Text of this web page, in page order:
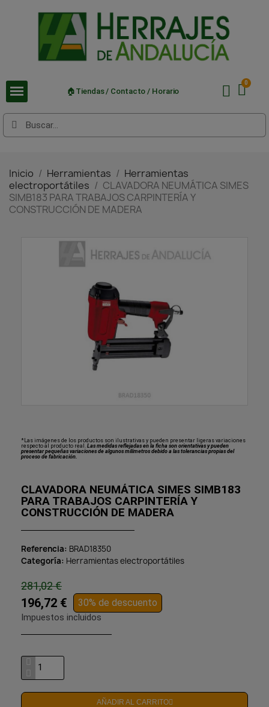
🏠Tiendas / Contacto / Horario
Inicio Herramientas
Herramientas
electroportátiles
CLAVADORA NEUMÁTICA SIMES
SIMB183 PARA TRABAJOS CARPINTERÍA Y
CONSTRUCCIÓN DE MADERA
*Las imágenes de los productos son ilustrativas y pueden presentar ligeras variaciones
respecto al producto real. Las medidas reflejadas en la ficha son orientativas y pueden
presentar pequeñas variaciones de algunos milímetros debido a las tolerancias propias del
proceso de fabricación.
CLAVADORA NEUMÁTICA SIMES SIMB183
PARA TRABAJOS CARPINTERÍA Y
CONSTRUCCIÓN DE MADERA
Referencia BRAD18350
Categoría Herramientas electroportátiles
281,02 €
196,72 € 30% de descuento
Impuestos incluidos
AÑADIR AL CARRITO